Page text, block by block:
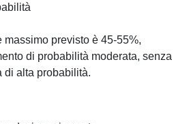
massimo previsto è 45-55%,
di probabilità moderata, senza
di alta probabilità.